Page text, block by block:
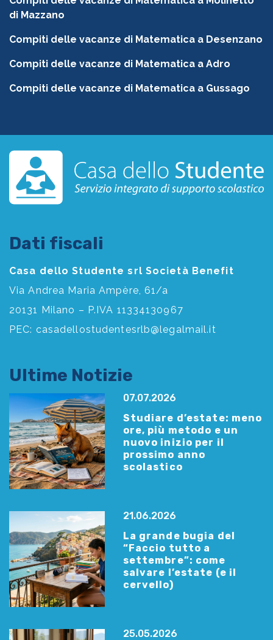
di Mazzano
Compiti delle vacanze di Matematica a Desenzano
Compiti delle vacanze di Matematica a Adro
Compiti delle vacanze di Matematica a Gussago
Dati fiscali
Casa dello Studente srl Società Benefit
Via Andrea Maria Ampère, 61/a
20131 Milano – P.IVA 11334130967
PEC: casadellostudentesrlb@legalmail.it
Ultime Notizie
07.07.2026
Studiare d’estate: meno
ore, più metodo e un
nuovo inizio per il
prossimo anno
scolastico
21.06.2026
La grande bugia del
“Faccio tutto a
settembre”: come
salvare l’estate (e il
cervello)
25.05.2026